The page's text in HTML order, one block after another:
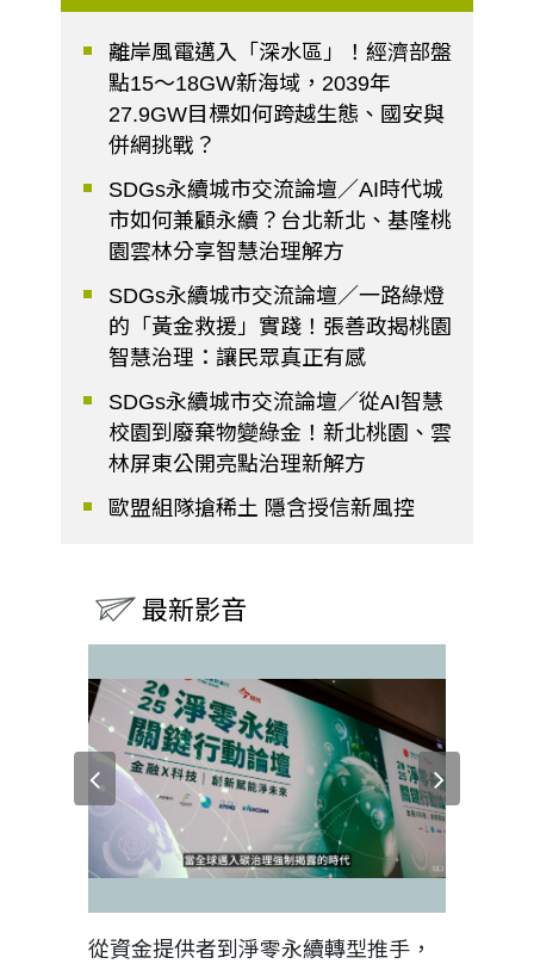
離岸風電邁入「深水區」！經濟部盤
點15～18GW新海域，2039年
27.9GW目標如何跨越生態、國安與
併網挑戰？
SDGs永續城市交流論壇／AI時代城
市如何兼顧永續？台北新北、基隆桃
園雲林分享智慧治理解方
SDGs永續城市交流論壇／一路綠燈
的「黃金救援」實踐！張善政揭桃園
智慧治理：讓民眾真正有感
SDGs永續城市交流論壇／從AI智慧
校園到廢棄物變綠金！新北桃園、雲
林屏東公開亮點治理新解方
歐盟組隊搶稀土 隱含授信新風控
最新影音
從資金提供者到淨零永續轉型推手，